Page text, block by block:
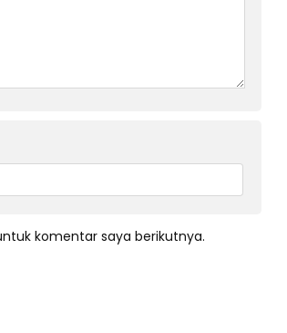
komentar saya berikutnya.